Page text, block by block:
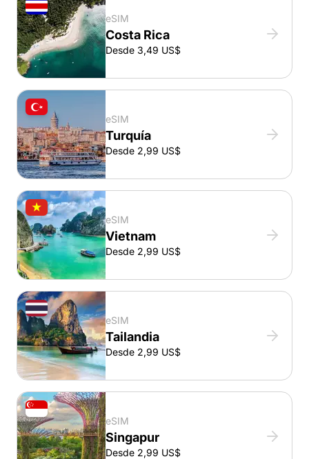
eSIM
Costa Rica
Desde 3,49 US$
eSIM
Turquía
Desde 2,99 US$
eSIM
Vietnam
Desde 2,99 US$
eSIM
Tailandia
Desde 2,99 US$
eSIM
Singapur
Desde 2,99 US$